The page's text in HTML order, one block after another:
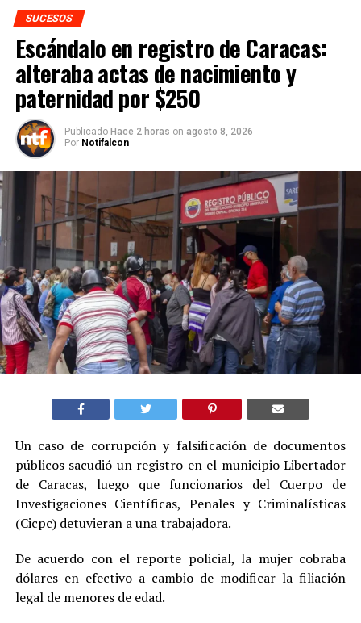
SUCESOS
Escándalo en registro de Caracas:
alteraba actas de nacimiento y
paternidad por $250
Publicado Hace 2 horas on agosto 8, 2026
Por Notifalcon
Un caso de corrupción y falsificación de documentos
públicos sacudió un registro en el municipio Libertador
de Caracas, luego que funcionarios del Cuerpo de
Investigaciones Científicas, Penales y Criminalísticas
(Cicpc) detuvieran a una trabajadora.
De acuerdo con el reporte policial, la mujer cobraba
dólares en efectivo a cambio de modificar la filiación
legal de menores de edad.